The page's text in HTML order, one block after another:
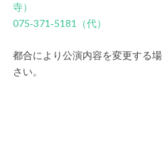
寺）
075‐371‐5181（代）
都合により公演内容を変更する
さい。